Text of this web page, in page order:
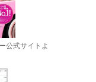
公式サイトよ